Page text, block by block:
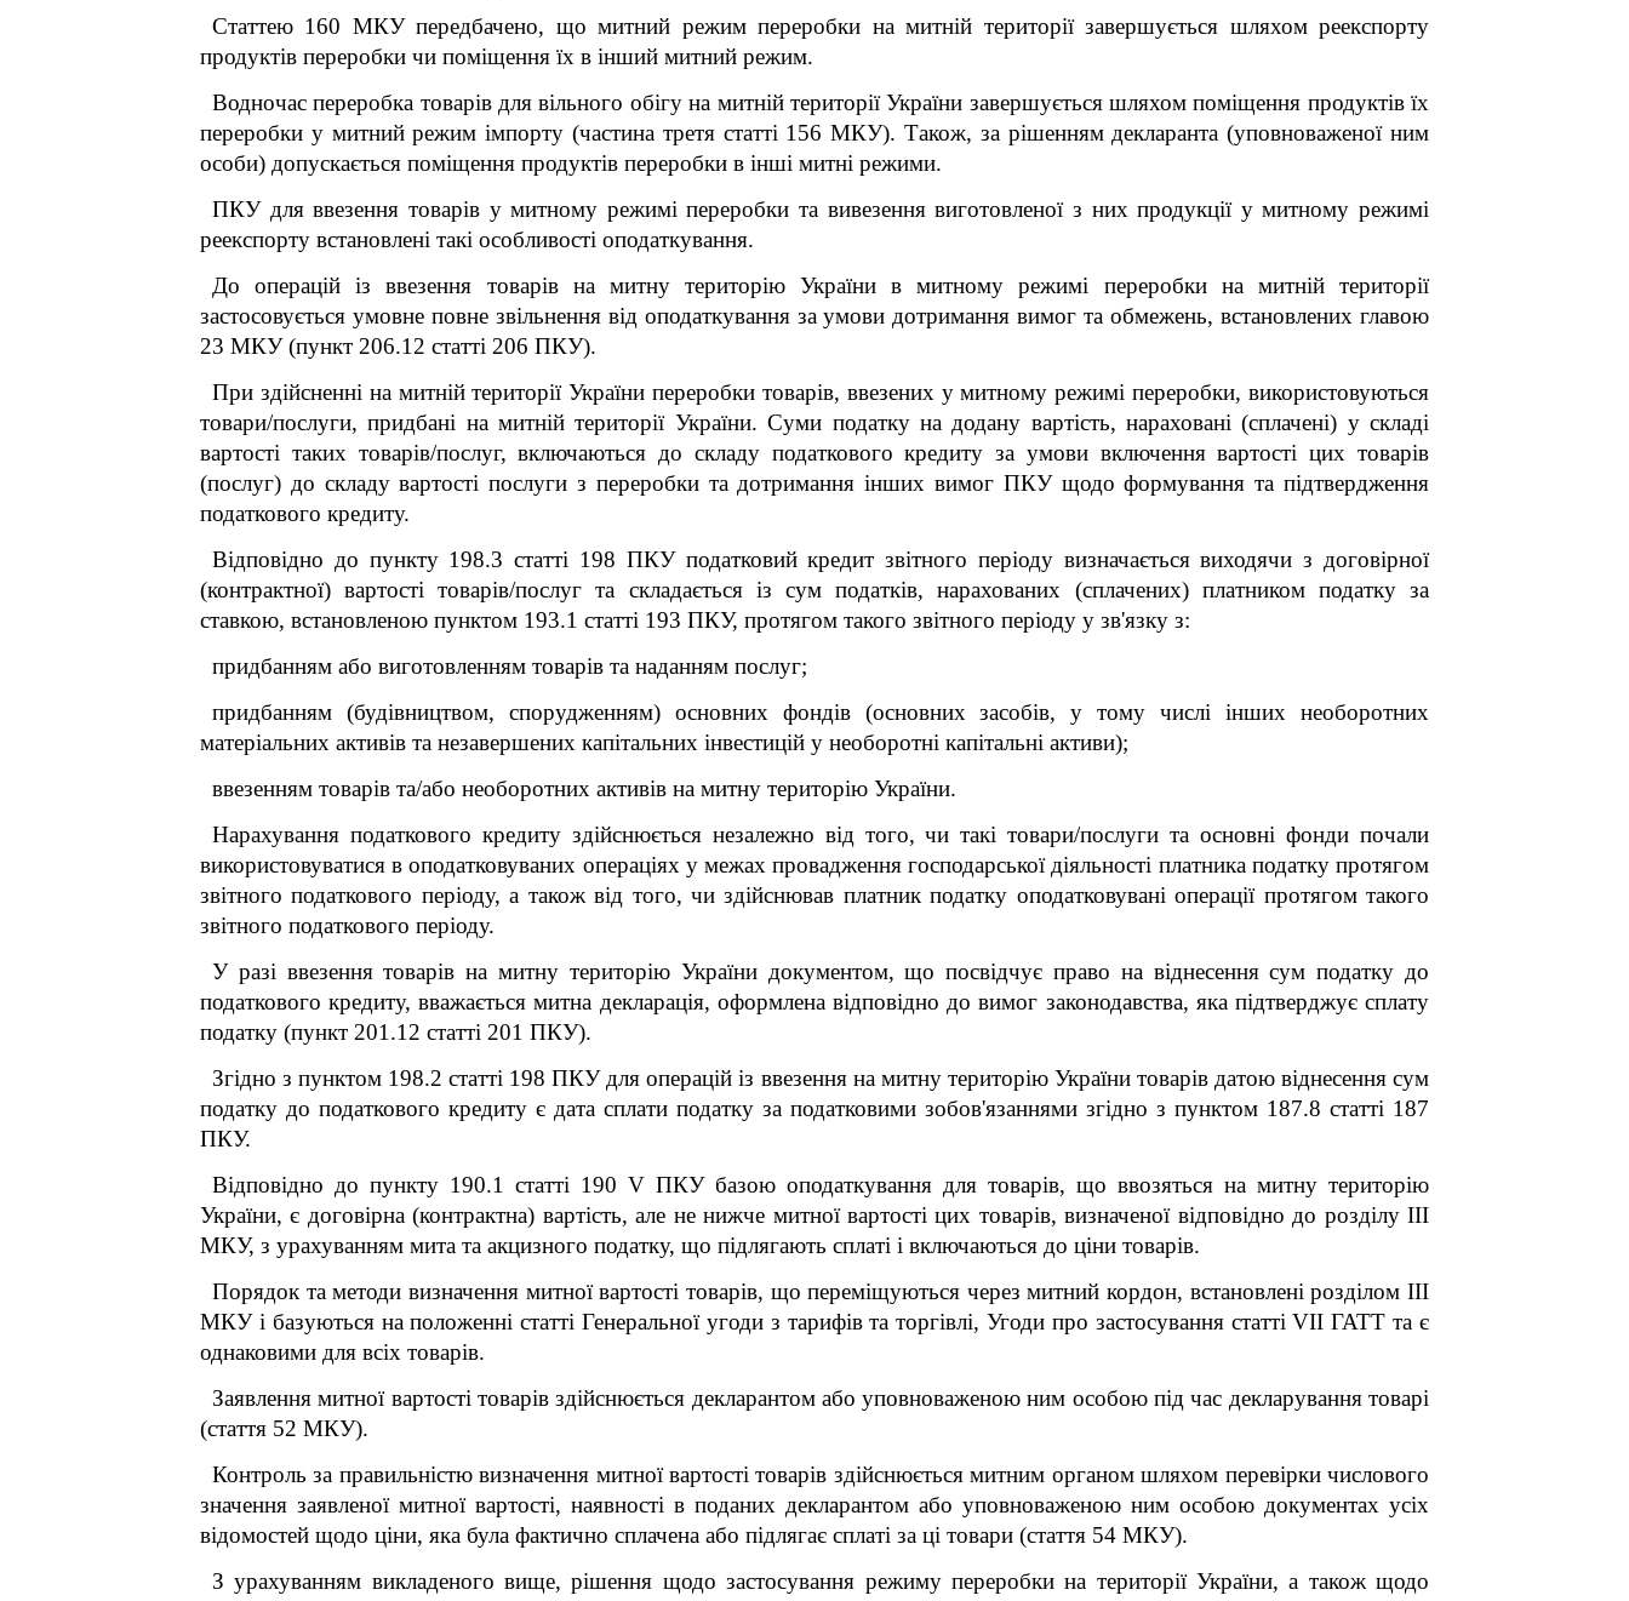
Статтею 160 МКУ передбачено, що митний режим переробки на митній території завершується шляхом реекспорту
продуктів переробки чи поміщення їх в інший митний режим.
Водночас переробка товарів для вільного обігу на митній території України завершується шляхом поміщення продуктів їх
переробки у митний режим імпорту (частина третя статті 156 МКУ). Також, за рішенням декларанта (уповноваженої ним
особи) допускається поміщення продуктів переробки в інші митні режими.
ПКУ для ввезення товарів у митному режимі переробки та вивезення виготовленої з них продукції у митному режимі
реекспорту встановлені такі особливості оподаткування.
До операцій із ввезення товарів на митну територію України в митному режимі переробки на митній території
застосовується умовне повне звільнення від оподаткування за умови дотримання вимог та обмежень, встановлених главою
23 МКУ (пункт 206.12 статті 206 ПКУ).
При здійсненні на митній території України переробки товарів, ввезених у митному режимі переробки, використовуються
товари/послуги, придбані на митній території України. Суми податку на додану вартість, нараховані (сплачені) у складі
вартості таких товарів/послуг, включаються до складу податкового кредиту за умови включення вартості цих товарів
(послуг) до складу вартості послуги з переробки та дотримання інших вимог ПКУ щодо формування та підтвердження
податкового кредиту.
Відповідно до пункту 198.3 статті 198 ПКУ податковий кредит звітного періоду визначається виходячи з договірної
(контрактної) вартості товарів/послуг та складається із сум податків, нарахованих (сплачених) платником податку за
ставкою, встановленою пунктом 193.1 статті 193 ПКУ, протягом такого звітного періоду у зв'язку з:
придбанням або виготовленням товарів та наданням послуг;
придбанням (будівництвом, спорудженням) основних фондів (основних засобів, у тому числі інших необоротних
матеріальних активів та незавершених капітальних інвестицій у необоротні капітальні активи);
ввезенням товарів та/або необоротних активів на митну територію України.
Нарахування податкового кредиту здійснюється незалежно від того, чи такі товари/послуги та основні фонди почали
використовуватися в оподатковуваних операціях у межах провадження господарської діяльності платника податку протягом
звітного податкового періоду, а також від того, чи здійснював платник податку оподатковувані операції протягом такого
звітного податкового періоду.
У разі ввезення товарів на митну територію України документом, що посвідчує право на віднесення сум податку до
податкового кредиту, вважається митна декларація, оформлена відповідно до вимог законодавства, яка підтверджує сплату
податку (пункт 201.12 статті 201 ПКУ).
Згідно з пунктом 198.2 статті 198 ПКУ для операцій із ввезення на митну територію України товарів датою віднесення сум
податку до податкового кредиту є дата сплати податку за податковими зобов'язаннями згідно з пунктом 187.8 статті 187
ПКУ.
Відповідно до пункту 190.1 статті 190 V ПКУ базою оподаткування для товарів, що ввозяться на митну територію
України, є договірна (контрактна) вартість, але не нижче митної вартості цих товарів, визначеної відповідно до розділу III
МКУ, з урахуванням мита та акцизного податку, що підлягають сплаті і включаються до ціни товарів.
Порядок та методи визначення митної вартості товарів, що переміщуються через митний кордон, встановлені розділом ІІІ
МКУ і базуються на положенні статті Генеральної угоди з тарифів та торгівлі, Угоди про застосування статтіVІІ ГАТТ та є
однаковими для всіх товарів.
Заявлення митної вартості товарів здійснюється декларантом або уповноваженою ним особою під час декларування товарі
(стаття 52 МКУ).
Контроль за правильністю визначення митної вартості товарів здійснюється митним органом шляхом перевірки числового
значення заявленої митної вартості, наявності в поданих декларантом або уповноваженою ним особою документах усіх
відомостей щодо ціни, яка була фактично сплачена або підлягає сплаті за ці товари (стаття 54 МКУ).
З урахуванням викладеного вище, рішення щодо застосування режиму переробки на території України, а також щодо